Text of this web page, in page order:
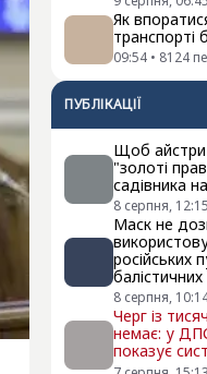
Як
транспорті
09:54 • 8124
ПУБЛІКАЦІЇ
Щоб айстри
"золоті
садівника
8 серпня, 12:15
Маск не
російських
8 серпня,
Черг із
немає: у
показує